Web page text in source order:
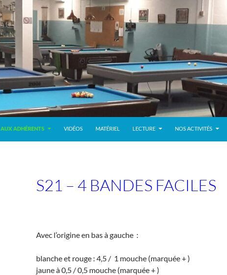
AUX ADHÉRENTS VIDÉOS MATÉRIEL LECTURE NOS ACTIVITÉS
S21 – 4 BANDES FACILES
Avec l’origine en bas à gauche :
blanche et rouge : 4,5 / 1 mouche (marquée + )
jaune à 0,5 / 0,5 mouche (marquée + )